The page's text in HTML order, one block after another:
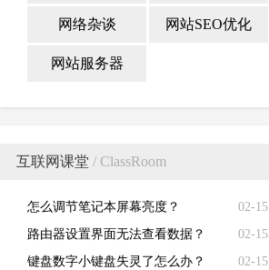
网络杂谈 网站SEO优化
网站服务器
互联网课堂 / ClassRoom
02-15
怎么调节笔记本屏幕亮度？
02-15
路由器设置界面无法查看数据？
02-15
键盘数字小键盘失灵了怎么办？